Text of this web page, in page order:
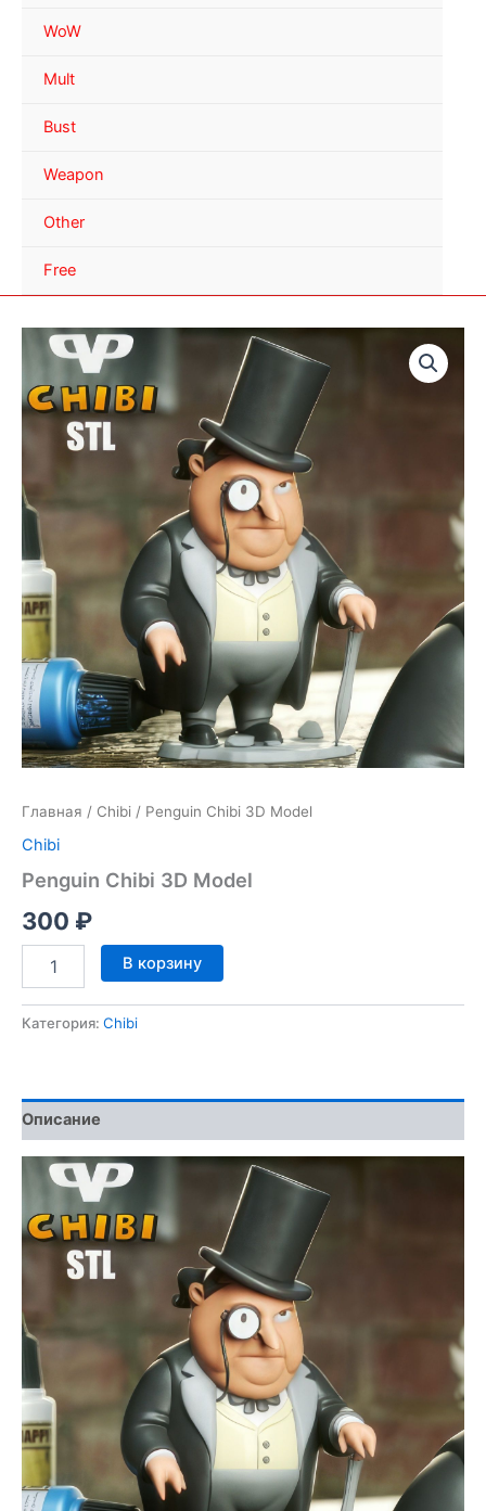
WoW
Mult
Bust
Weapon
Other
Free
Главная / Chibi / Penguin Chibi 3D Model
Chibi
Penguin Chibi 3D Model
300 ₽
Количество
товара
Chibi
В корзину
Категория: Chibi
Описание